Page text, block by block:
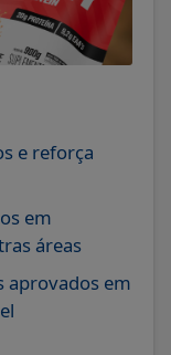
e reforça
em
áreas
aprovados em